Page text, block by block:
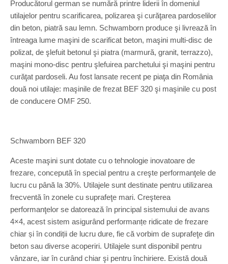
Producătorul german se numără printre liderii în domeniul
utilajelor pentru scarificarea, polizarea şi curăţarea pardoselilor
din beton, piatră sau lemn. Schwamborn produce şi livrează în
întreaga lume maşini de scarificat beton, maşini multi-disc de
polizat, de şlefuit betonul şi piatra (marmură, granit, terrazzo),
maşini mono-disc pentru şlefuirea parchetului şi maşini pentru
curăţat pardoseli. Au fost lansate recent pe piaţa din România
două noi utilaje: maşinile de frezat BEF 320 şi maşinile cu post
de conducere OMF 250.
Schwamborn BEF 320
Aceste maşini sunt dotate cu o tehnologie inovatoare de
frezare, concepută în special pentru a creşte performanţele de
lucru cu până la 30%. Utilajele sunt destinate pentru utilizarea
frecventă în zonele cu suprafeţe mari. Creşterea
performanţelor se datorează în principal sistemului de avans
4×4, acest sistem asigurând performanțe ridicate de frezare
chiar și în condiții de lucru dure, fie că vorbim de suprafeţe din
beton sau diverse acoperiri. Utilajele sunt disponibil pentru
vânzare, iar în curând chiar şi pentru închiriere. Există două